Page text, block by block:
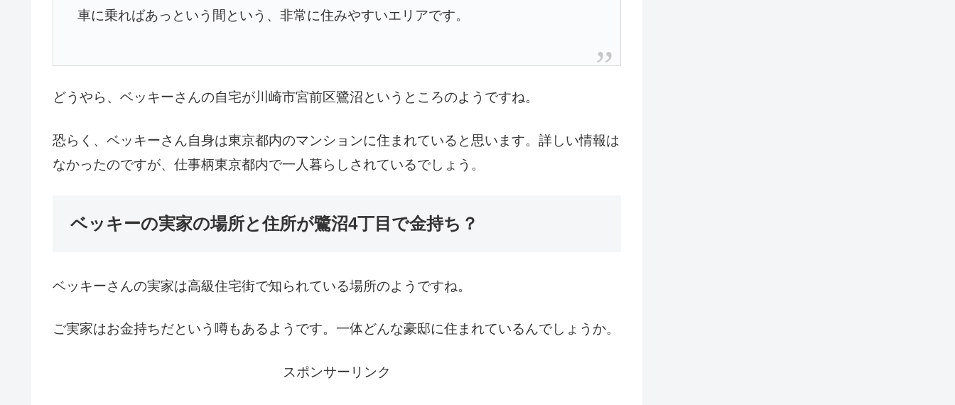
車に乗ればあっという間という、非常に住みやすいエリアです。
どうやら、ベッキーさんの自宅が川崎市宮前区鷺沼というところのようですね。
恐らく、ベッキーさん自身は東京都内のマンションに住まれていると思います。詳しい情報は
なかったのですが、仕事柄東京都内で一人暮らしされているでしょう。
ベッキーの実家の場所と住所が鷺沼4丁目で金持ち？
ベッキーさんの実家は高級住宅街で知られている場所のようですね。
ご実家はお金持ちだという噂もあるようです。一体どんな豪邸に住まれているんでしょうか。
スポンサーリンク